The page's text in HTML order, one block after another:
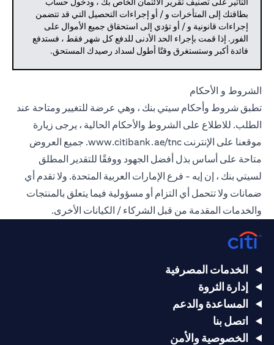
بطاقتك إلى المتأخرات و / أو إجراءات التحصيل التي قد تتضمن
إجراءات قانونية و / أو تؤدي إلى استحقاق جميع الأموال على
الفور. إذا قمت بإجراء الحد الأدنى للدفع كل شهر فقط ، فستدفع
فائدة أكبر وستستغرق وقتًا أطول لسداد رصيدك المستحق.
الشروط و الأحكام
تطبق شروط وأحكام سيتي بنك ، وهي عرضة للتغيير ومتاحة عند
الطلب. للاطلاع على الشروط والأحكام الحالية ، يرجى زيارة
موقعنا على الإنترنت www.citibank.ae/tnc. جميع العروض
متاحة على أساس بذل أفضل الجهود ووفقًا للتقدير المطلق
لسيتي بنك ، إن إيه - فرع الإمارات العربية المتحدة. ولا تقدم أي
ضمانات ولا تتحمل أي التزام أو مسؤولية فيما يتعلق بالمنتجات
والخدمات المقدمة من قبل الشركاء / الكيانات الأخرى.
الخدمات المصرفية
إدارة الثروة
المساعدة والدعم
اتصل بنا
الخصوصية والأمن